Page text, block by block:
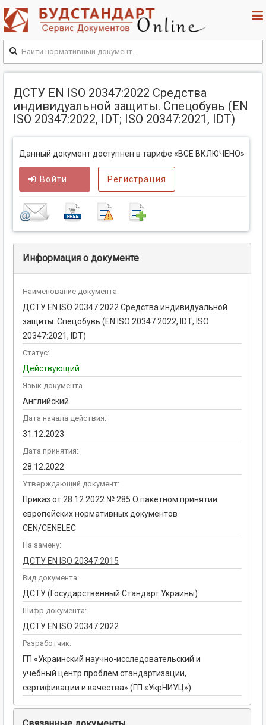
ДСТУ EN ISO 20347:2022 Средства
индивидуальной защиты. Спецобувь (EN
ISO 20347:2022, IDT; ISO 20347:2021, IDT)
Данный документ доступнен в тарифе «ВСЕ ВКЛЮЧЕНО»
Войти Регистрация
Информация о документе
Наименование документа:
ДСТУ EN ISO 20347:2022 Средства индивидуальной
защиты. Спецобувь (EN ISO 20347:2022, IDT; ISO
20347:2021, IDT)
Статус:
Действующий
Язык документа
Английский
Дата начала действия:
31.12.2023
Дата принятия:
28.12.2022
Утверждающий документ:
Приказ от 28.12.2022 № 285 О пакетном принятии
европейских нормативных документов
CEN/CENELEC
На замену:
ДСТУ EN ISO 20347:2015
Вид документа:
ДСТУ (Государственный Стандарт Украины)
Шифр документа:
ДСТУ EN ISO 20347:2022
Разработчик:
ГП «Украинский научно-исследовательский и
учебный центр проблем стандартизации,
сертификации и качества» (ГП «УкрНИУЦ»)